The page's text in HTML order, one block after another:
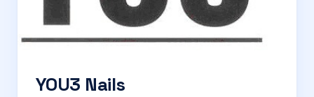
Werbung
PreiseYOU3 Nails